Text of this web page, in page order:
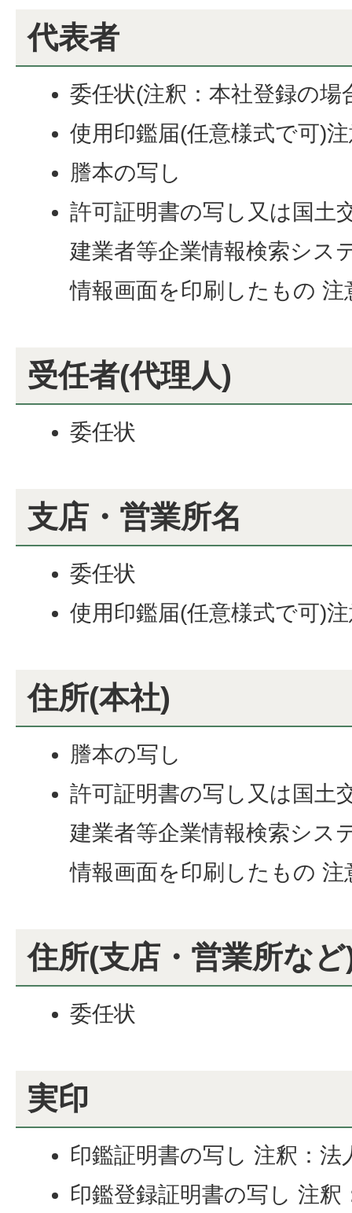
代表者
委任状(注釈：本社登録の場
使用印鑑届(任意様式で可)
謄本の写し
許可証明書の写し又は国土
建業者等企業情報検索シス
情報画面を印刷したもの
受任者(代理人)
委任状
支店・営業所名
委任状
使用印鑑届(任意様式で可)
住所(本社)
謄本の写し
許可証明書の写し又は国土
建業者等企業情報検索シス
情報画面を印刷したもの
住所(支店・営業所など
委任状
実印
印鑑証明書の写し 注釈：法
印鑑登録証明書の写し 注釈